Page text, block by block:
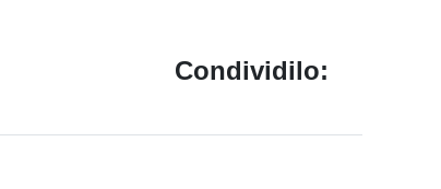
Condividilo: